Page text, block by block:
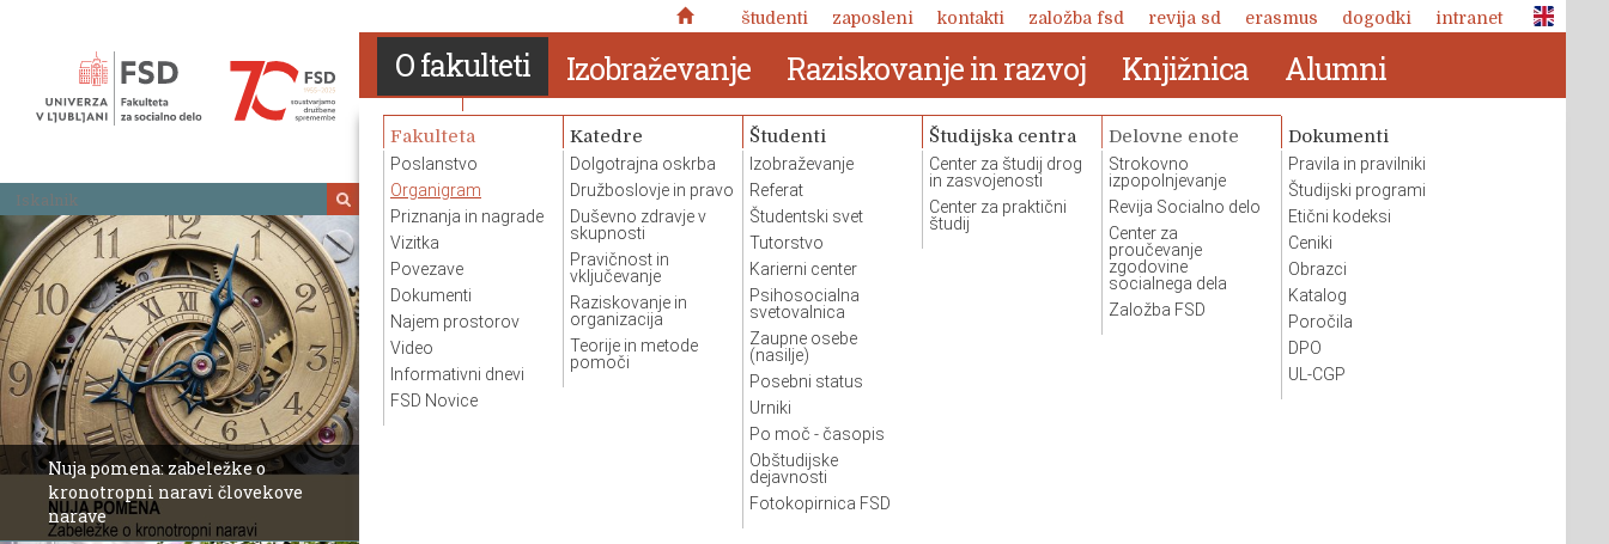
vsebino
Revija Socialno delo Revija Socialno delo
študenti zaposleni kontakti založba fsd revija sd erasmus dogodki intranet
O fakulteti
Fakulteta
Poslanstvo
Organigram
Priznanja in nagrade
Vizitka
Povezave
Dokumenti
Najem prostorov
Video
Informativni dnevi
FSD Novice
Katedre
Dolgotrajna oskrba
Družboslovje in pravo
Duševno zdravje v
skupnosti
Pravičnost in
vključevanje
Raziskovanje in
organizacija
Teorije in metode
pomoči
Študenti
Izobraževanje
Referat
Študentski svet
Tutorstvo
Karierni center
Psihosocialna
svetovalnica
Zaupne osebe
(nasilje)
Posebni status
Urniki
Po moč - časopis
Obštudijske
dejavnosti
Fotokopirnica FSD
Študijska centra
Center za študij drog
in zasvojenosti
Center za praktični
študij
Delovne enote
Strokovno
izpopolnjevanje
Revija Socialno delo
Center za
proučevanje
zgodovine
socialnega dela
Založba FSD
Dokumenti
Pravila in pravilniki
Študijski programi
Etični kodeksi
Ceniki
Obrazci
Katalog
Poročila
DPO
UL-CGP
Izobraževanje Raziskovanje in razvoj Knjižnica Alumni